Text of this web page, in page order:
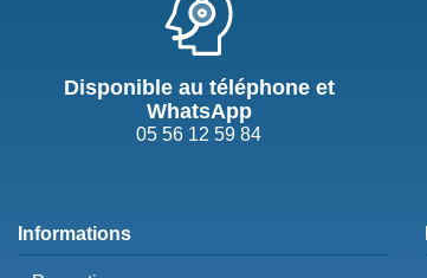
Disponible au téléphone et
WhatsApp
05 56 12 59 84
Informations